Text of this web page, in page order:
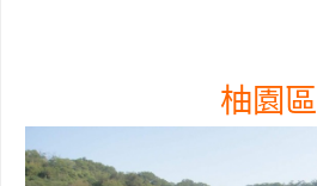
柚園區